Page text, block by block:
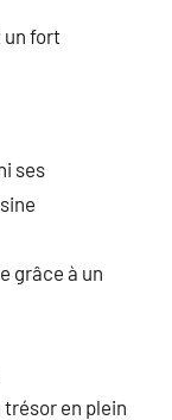
un fort
ses
grâce à un
trésor en plein